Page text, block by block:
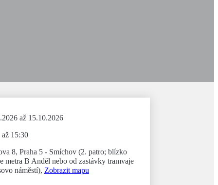
až 15.10.2026
až 15:30
8, Praha 5 - Smíchov (2. patro; blízko
metra B Anděl nebo od zastávky tramvaje
náměstí), Zobrazit mapu